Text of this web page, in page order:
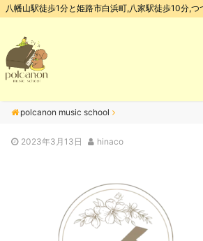
八幡山駅徒歩1分と姫路市白浜町,八家駅徒歩10分,
polcanon music school
2023年3月13日 hinaco